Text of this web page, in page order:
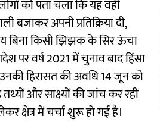
को पता चला कि यह वही
बजाकर अपनी प्रतिक्रिया दी,
बिना किसी झिझक के सिर ऊंचा
वर्ष 2021 में चुनाव बाद हिंसा
हिरासत की अवधि 14 जून को
और साक्ष्यों की जांच कर रही
क्षेत्र में चर्चा शुरू हो गई है।